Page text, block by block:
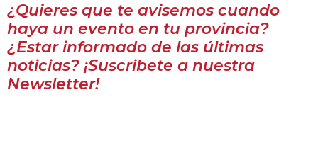
¿Quieres que te avisemos cuando
haya un evento en tu provincia?
¿Estar informado de las últimas
noticias? ¡Suscribete a nuestra
Newsletter!